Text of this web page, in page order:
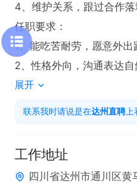
4、维护关系，跟过合作
任职要求：
1、能吃苦耐劳，愿意外出
2、性格外向，沟通表达
3、喜欢销售
展开
联系我时请说是在达州直聘
工作地址
四川省达州市通川区黄